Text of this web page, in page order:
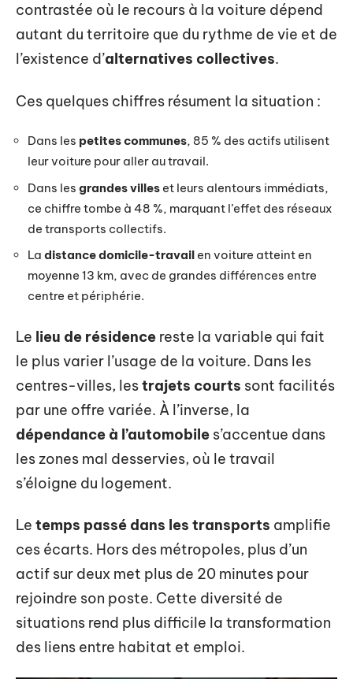
contrastée où le recours à la voiture dépend
autant du territoire que du rythme de vie et de
l’existence d’alternatives collectives.
Ces quelques chiffres résument la situation :
Dans les petites communes, 85 % des actifs utilisent
leur voiture pour aller au travail.
Dans les grandes villes et leurs alentours immédiats,
ce chiffre tombe à 48 %, marquant l’effet des réseaux
de transports collectifs.
La distance domicile-travail en voiture atteint en
moyenne 13 km, avec de grandes différences entre
centre et périphérie.
Le lieu de résidence reste la variable qui fait
le plus varier l’usage de la voiture. Dans les
centres-villes, lestrajets courts sont facilités
par une offre variée. À l’inverse, la
dépendance à l’automobile s’accentue dans
les zones mal desservies, où le travail
s’éloigne du logement.
Le temps passé dans les transports amplifie
ces écarts. Hors des métropoles, plus d’un
actif sur deux met plus de 20 minutes pour
rejoindre son poste. Cette diversité de
situations rend plus difficile la transformation
des liens entre habitat et emploi.